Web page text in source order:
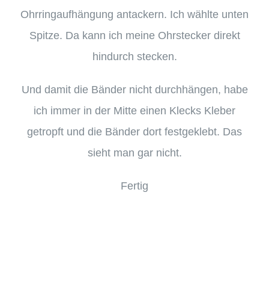
Ohrringaufhängung antackern. Ich wählte unten
Spitze. Da kann ich meine Ohrstecker direkt
hindurch stecken.
Und damit die Bänder nicht durchhängen, habe
ich immer in der Mitte einen Klecks Kleber
getropft und die Bänder dort festgeklebt. Das
sieht man gar nicht.
Fertig